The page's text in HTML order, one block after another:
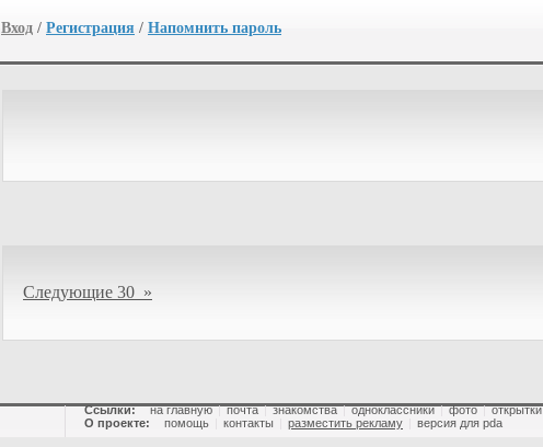
Вход / Регистрация / Напомнить пароль
Следующие 30 »
Ссылки: на главную | почта | знакомства | одноклассники | фото | открытки
О проекте:
помощь контакты разместить рекламу версия для pda